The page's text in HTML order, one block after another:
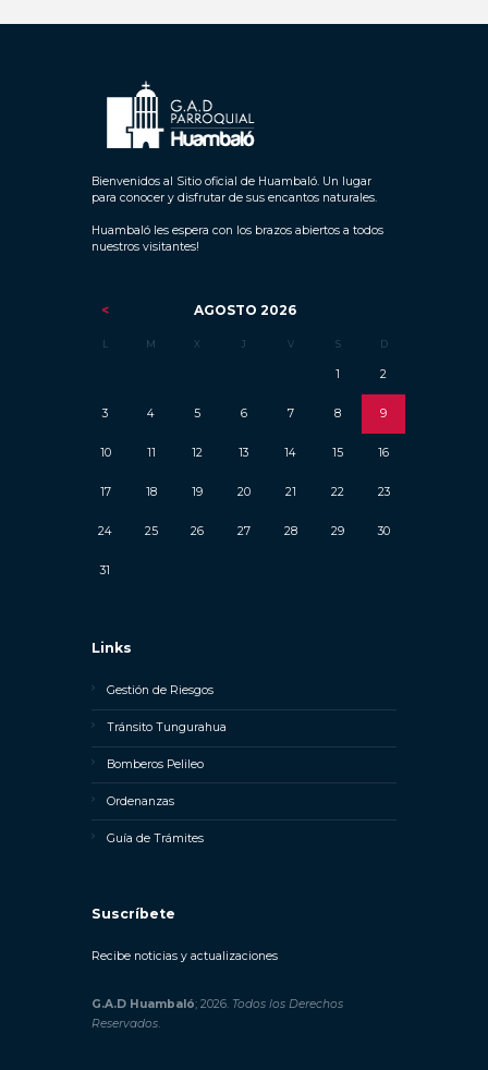
Bienvenidos al Sitio oficial de Huambaló. Un lugar
para conocer y disfrutar de sus encantos naturales.
Huambaló les espera con los brazos abiertos a todos
nuestros visitantes!
AGOSTO 2026
L M X J V S D
1 2
3 4 5 6 7 8 9
10 11 12 13 14 15 16
17 18 19 20 21 22 23
24 25 26 27 28 29 30
31
Links
Gestión de Riesgos
Tránsito Tungurahua
Bomberos Pelileo
Ordenanzas
Guía de Trámites
Suscríbete
Recibe noticias y actualizaciones
G.A.D Huambaló; 2026. Todos los Derechos
Reservados